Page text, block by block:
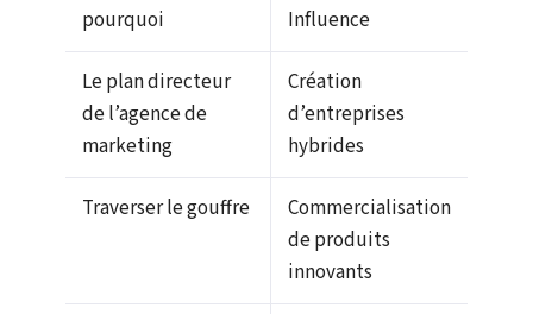
pourquoi
Influence
Le plan directeur
de l’agence de
marketing
Création
d’entreprises
hybrides
Traverser le gouffre
Commercialisation
de produits
innovants